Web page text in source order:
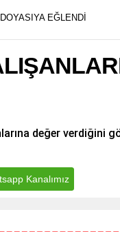
EĞLENDİ
değer verdiğini
Kanalımız